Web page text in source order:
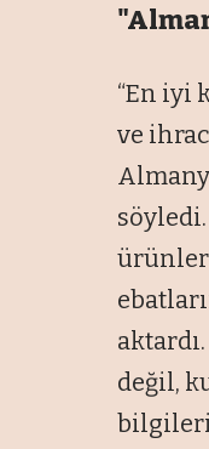
“En iyi
ve
değil,
bilgileri